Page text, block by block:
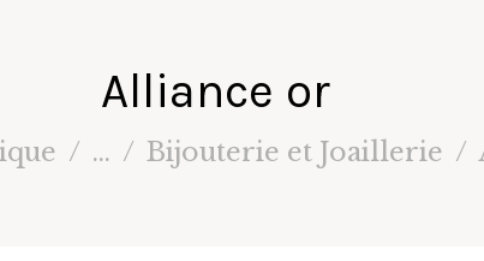
Alliance or
... Bijouterie et Joaillerie